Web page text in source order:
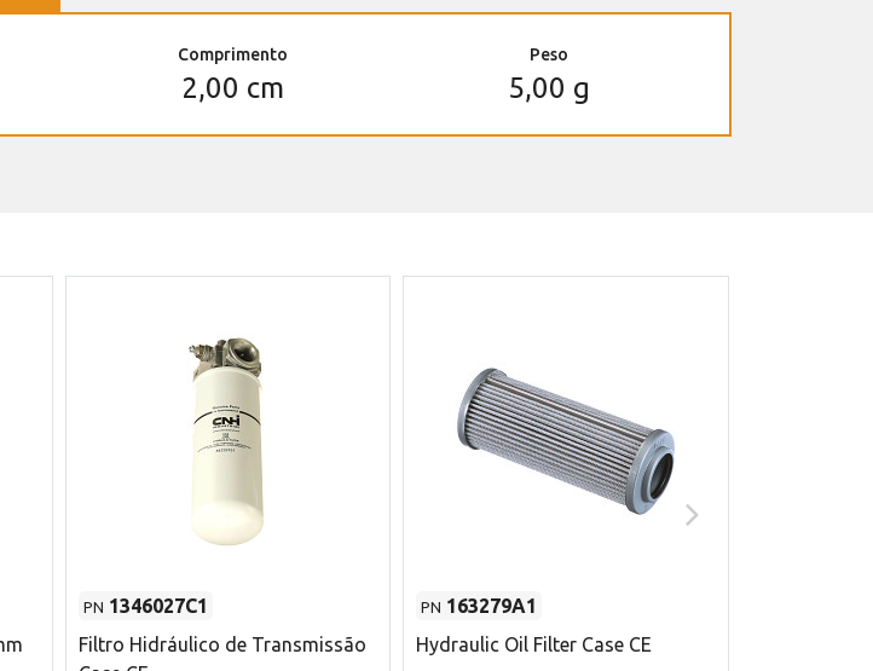
Comprimento
2,00 cm
Peso
5,00 g
PN 1346027C1
Filtro Hidráulico de Transmissão
PN 163279A1
Hydraulic Oil Filter Case CE